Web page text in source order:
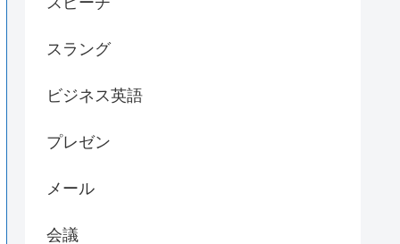
スラング
ビジネス英語
プレゼン
メール
会議